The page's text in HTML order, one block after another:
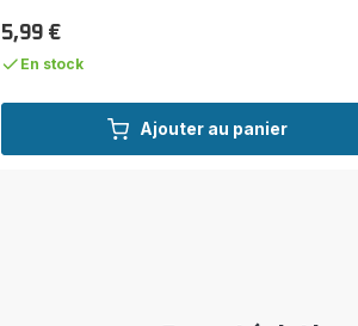
Ajouter au panier
Prix
5,99 €
En stock